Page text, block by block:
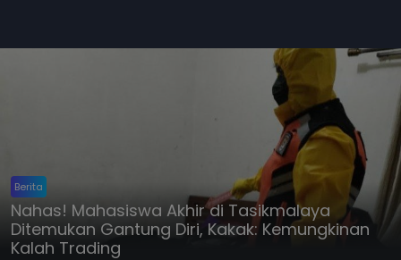
Berita
Nahas! Mahasiswa Akhir di Tasikmalaya
Ditemukan Gantung Diri, Kakak: Kemungkinan
Kalah Trading